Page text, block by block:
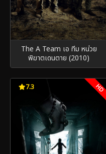
The A Team เอ ทีม หน่วย
พิฆาตเดนตาย (2010)
7.3 HD